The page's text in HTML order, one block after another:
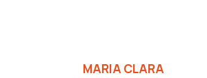
MARIA CLARA